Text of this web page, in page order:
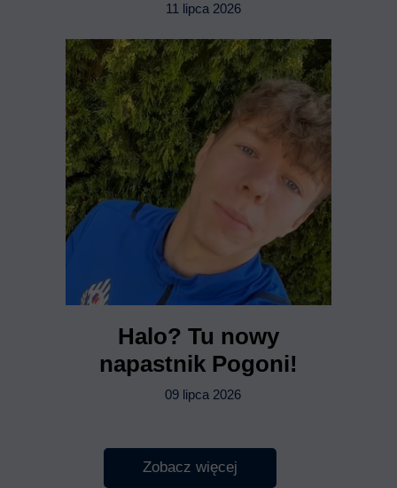
11 lipca 2026
Halo? Tu nowy
napastnik Pogoni!
09 lipca 2026
Zobacz więcej